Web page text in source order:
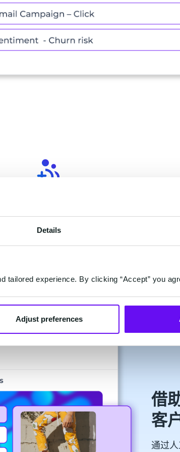
Details
tailored experience. By clicking “Accept” you
Adjust preferences
储在何种系统或平台，都能无缝
数据，打破数据孤岛，从根本上
方Cookie的依赖，确保数据的自
精准识
数据，
度全景
借
客
通过